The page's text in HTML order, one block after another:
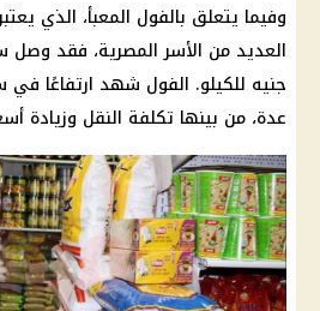
وفيما يتعلق بالفول المعبأ، الذي
جنيه للكيلو. الفول شهد ارتفاعًا في
عدة، من بينها تكلفة النقل وزيادة